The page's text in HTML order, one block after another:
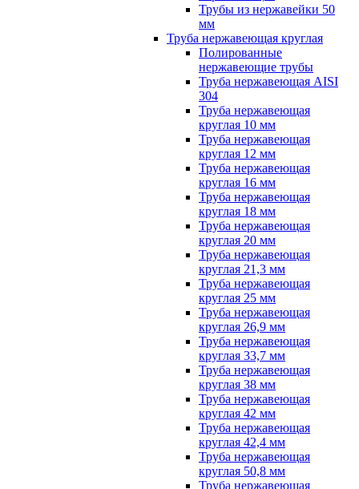
Трубы из нержавейки 50
мм
Труба нержавеющая круглая
Полированные
нержавеющие трубы
Труба нержавеющая AISI
304
Труба нержавеющая
круглая 10 мм
Труба нержавеющая
круглая 12 мм
Труба нержавеющая
круглая 16 мм
Труба нержавеющая
круглая 18 мм
Труба нержавеющая
круглая 20 мм
Труба нержавеющая
круглая 21,3 мм
Труба нержавеющая
круглая 25 мм
Труба нержавеющая
круглая 26,9 мм
Труба нержавеющая
круглая 33,7 мм
Труба нержавеющая
круглая 38 мм
Труба нержавеющая
круглая 42 мм
Труба нержавеющая
круглая 42,4 мм
Труба нержавеющая
круглая 50,8 мм
Труба нержавеющая